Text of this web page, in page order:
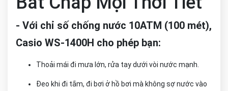
- Với chỉ số chống nước 10ATM (100 mét),
Casio WS-1400H cho phép bạn:
Thoải mái đi mưa lớn, rửa tay dưới vòi nước mạnh.
Đeo khi đi tắm, đi bơi ở hồ bơi mà không sợ nước vào